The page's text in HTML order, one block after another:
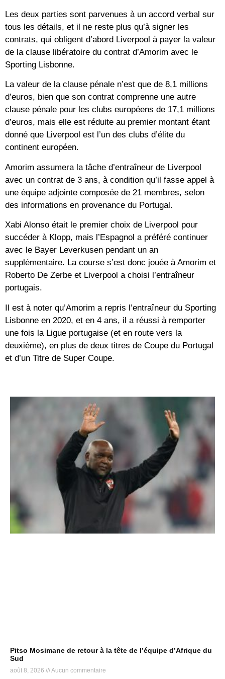
Les deux parties sont parvenues à un accord verbal sur
tous les détails, et il ne reste plus qu’à signer les
contrats, qui obligent d’abord Liverpool à payer la valeur
de la clause libératoire du contrat d’Amorim avec le
Sporting Lisbonne.
La valeur de la clause pénale n’est que de 8,1 millions
d’euros, bien que son contrat comprenne une autre
clause pénale pour les clubs européens de 17,1 millions
d’euros, mais elle est réduite au premier montant étant
donné que Liverpool est l’un des clubs d’élite du
continent européen.
Amorim assumera la tâche d’entraîneur de Liverpool
avec un contrat de 3 ans, à condition qu’il fasse appel à
une équipe adjointe composée de 21 membres, selon
des informations en provenance du Portugal.
Xabi Alonso était le premier choix de Liverpool pour
succéder à Klopp, mais l’Espagnol a préféré continuer
avec le Bayer Leverkusen pendant un an
supplémentaire. La course s’est donc jouée à Amorim et
Roberto De Zerbe et Liverpool a choisi l’entraîneur
portugais.
Il est à noter qu’Amorim a repris l’entraîneur du Sporting
Lisbonne en 2020, et en 4 ans, il a réussi à remporter
une fois la Ligue portugaise (et en route vers la
deuxième), en plus de deux titres de Coupe du Portugal
et d’un Titre de Super Coupe.
Pitso Mosimane de retour à la tête de l’équipe d’Afrique du
Sud
août 8, 2026 Aucun commentaire